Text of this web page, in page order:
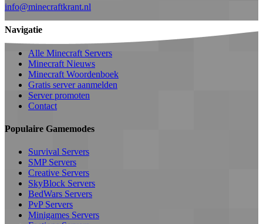
info@minecraftkrant.nl
Navigatie
Alle Minecraft Servers
Minecraft Nieuws
Minecraft Woordenboek
Gratis server aanmelden
Server promoten
Contact
Populaire Gamemodes
Survival Servers
SMP Servers
Creative Servers
SkyBlock Servers
BedWars Servers
PvP Servers
Minigames Servers